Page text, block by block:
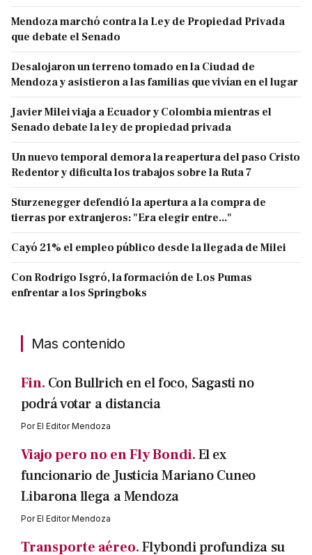
Mendoza marchó contra la Ley de Propiedad Privada
que debate el Senado
Desalojaron un terreno tomado en la Ciudad de
Mendoza y asistieron a las familias que vivían en el lugar
Javier Milei viaja a Ecuador y Colombia mientras el
Senado debate la ley de propiedad privada
Un nuevo temporal demora la reapertura del paso Cristo
Redentor y dificulta los trabajos sobre la Ruta 7
Sturzenegger defendió la apertura a la compra de
tierras por extranjeros: "Era elegir entre..."
Cayó 21% el empleo público desde la llegada de Milei
Con Rodrigo Isgró, la formación de Los Pumas
enfrentar a los Springboks
Mas contenido
Fin. Con Bullrich en el foco, Sagasti no
podrá votar a distancia
PorEl Editor Mendoza
Viajo pero no en Fly Bondi.El ex
funcionario de Justicia Mariano Cuneo
Libarona llega a Mendoza
PorEl Editor Mendoza
Transporte aéreo.Flybondi profundiza su